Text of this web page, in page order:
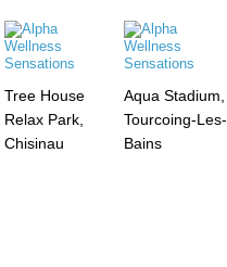
Tree House
Relax Park,
Chisinau
Aqua Stadium,
Tourcoing-Les-
Bains